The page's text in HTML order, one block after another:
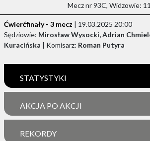
Mecz nr 93C, Widzowie:
Ćwierćfinały - 3 mecz | 19.03.2025 20:00
Sędziowie: Mirosław Wysocki, Adrian
Kuracińska | Komisarz: Roman Putyra
STATYSTYKI
AKCJA PO AKCJI
REKORDY